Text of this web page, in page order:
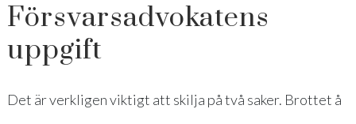
Försvarsadvokatens
uppgift
Det är verkligen viktigt att skilja på två saker. Brottet å